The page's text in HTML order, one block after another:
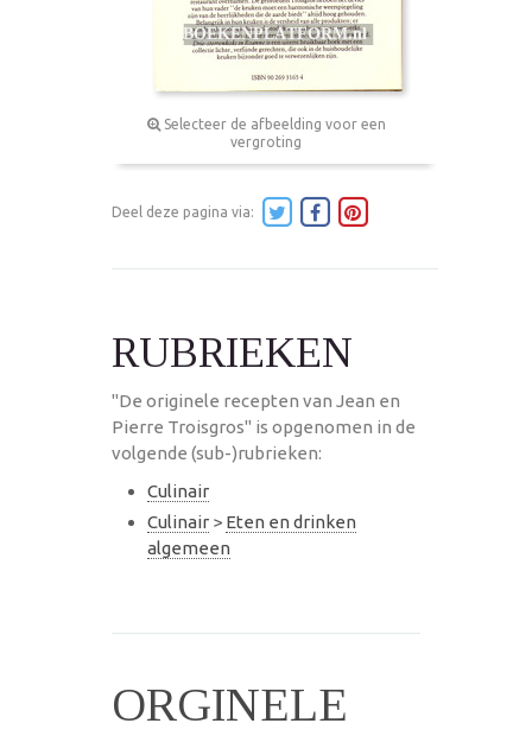
Selecteer de afbeelding voor een
vergroting
Deel deze pagina via:
RUBRIEKEN
"De originele recepten van Jean en
Pierre Troisgros" is opgenomen in de
volgende (sub-)rubrieken:
Culinair
Culinair > Eten en drinken
algemeen
ORGINELE